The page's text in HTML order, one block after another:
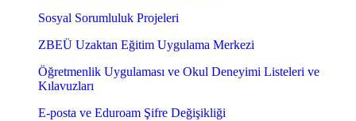
Sosyal Sorumluluk Projeleri
ZBEÜ Uzaktan Eğitim Uygulama Merkezi
Öğretmenlik Uygulaması ve Okul Deneyimi Listeleri ve
Kılavuzları
E-posta ve Eduroam Şifre Değişikliği